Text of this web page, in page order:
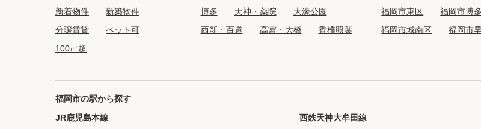
新着物件
新築物件
分譲賃貸
ペット可
100㎡超
博多 天神・薬院
大濠公園
西新・百道
高宮・大橋 香椎照葉
福岡市東区 福岡市博
福岡市城南区
福岡市
福岡市の駅から探す
JR鹿児島本線 西鉄天神大牟田線